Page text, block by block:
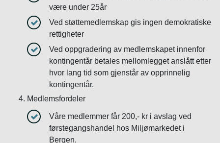
være under 25år
Ved støttemedlemskap gis ingen demokratiske
rettigheter
Ved oppgradering av medlemskapet innenfor
kontingentår betales mellomlegget anslått etter
hvor lang tid som gjenstår av opprinnelig
kontingentår.
Medlemsfordeler
Våre medlemmer får 200,- kr i avslag ved
førstegangshandel hos Miljømarkedet i
Bergen.